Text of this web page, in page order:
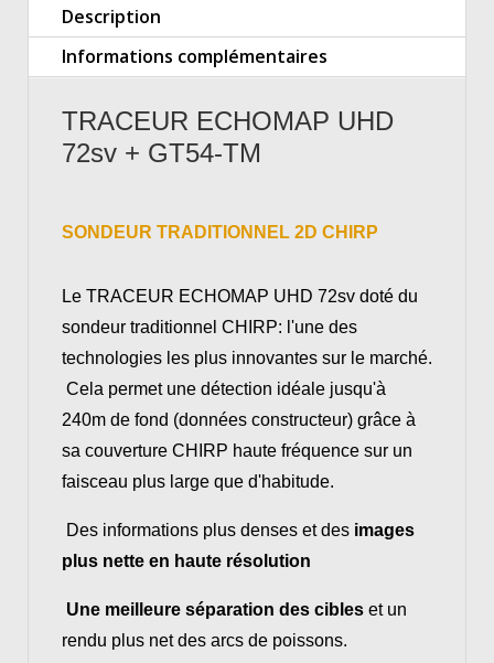
Description
Informations complémentaires
TRACEUR ECHOMAP UHD
72sv + GT54-TM
SONDEUR TRADITIONNEL 2D CHIRP
Le TRACEUR ECHOMAP UHD 72sv doté du
sondeur traditionnel CHIRP: l'une des
technologies les plus innovantes sur le marché.
Cela permet une détection idéale jusqu'à
240m de fond (données constructeur) grâce à
sa couverture CHIRP haute fréquence sur un
faisceau plus large que d'habitude.
Des informations plus denses et des images
plus nette en haute résolution
Une meilleure séparation des cibles et un
rendu plus net des arcs de poissons.